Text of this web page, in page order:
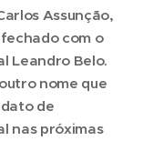
Assunção,
com o
Leandro Belo.
nome que
de
nas próximas